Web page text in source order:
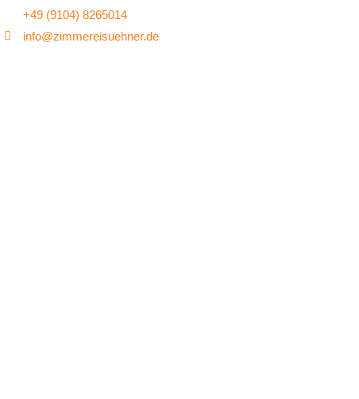
+49 (9104) 8265014
info@zimmereisuehner.de